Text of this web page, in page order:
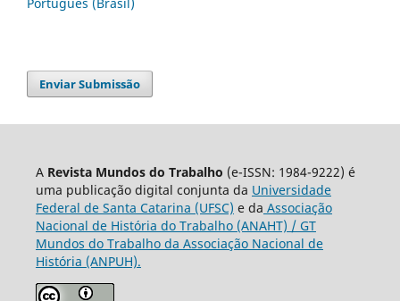
Enviar Submissão
A Revista Mundos do Trabalho (e-ISSN: 1984-9222) é
uma publicação digital conjunta da Universidade
Federal de Santa Catarina (UFSC) e da Associação
Nacional de História do Trabalho (ANAHT) / GT
Mundos do Trabalho da Associação Nacional de
História (ANPUH).